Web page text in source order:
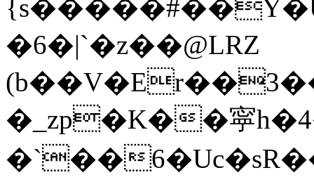
�6�|`�z��@LRZ
�_zp�K��寜
�`��